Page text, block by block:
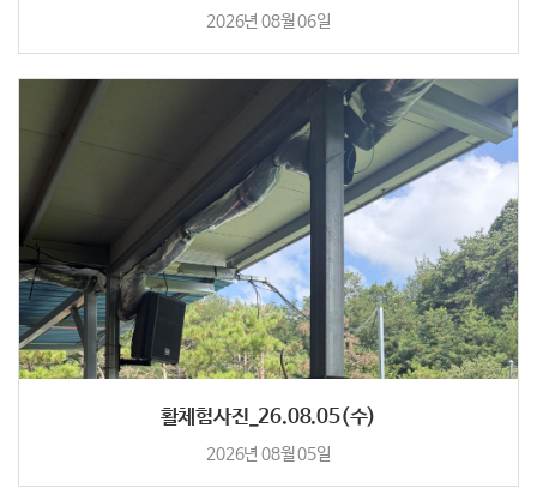
2026년 08월 06일
활체험사진_26.08.05(수)
2026년 08월 05일